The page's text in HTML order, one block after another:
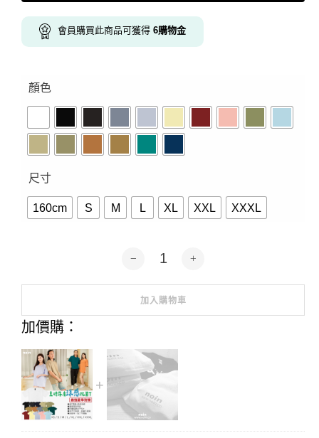
會員購買此商品可獲得 6購物金
顏色
尺寸
160cm S M L XL XXL XXXL
6.8oz重磅落肩涼感抗菌T客製-16色 數
加入購物車
Alternative:
加價購：